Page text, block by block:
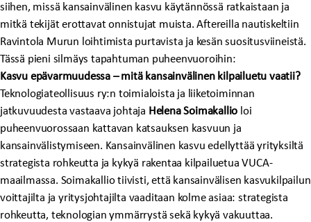
siihen, missä kansainvälinen kasvu käytännössä ratkaistaan ja
mitkä tekijät erottavat onnistujat muista. Aftereilla nautiskeltiin
Ravintola Murun loihtimista purtavista ja kesän suositusviineistä.
Tässä pieni silmäys tapahtuman puheenvuoroihin:
Kasvu epävarmuudessa – mitä kansainvälinen kilpailuetu vaatii?
Teknologiateollisuus ry:n toimialoista ja liiketoiminnan
jatkuvuudesta vastaava johtaja Helena Soimakallio loi
puheenvuorossaan kattavan katsauksen kasvuun ja
kansainvälistymiseen. Kansainvälinen kasvu edellyttää yrityksiltä
strategista rohkeutta ja kykyä rakentaa kilpailuetua VUCA-
maailmassa. Soimakallio tiivisti, että kansainvälisen kasvukilpailun
voittajilta ja yritysjohtajilta vaaditaan kolme asiaa: strategista
rohkeutta, teknologian ymmärrystä sekä kykyä vakuuttaa.